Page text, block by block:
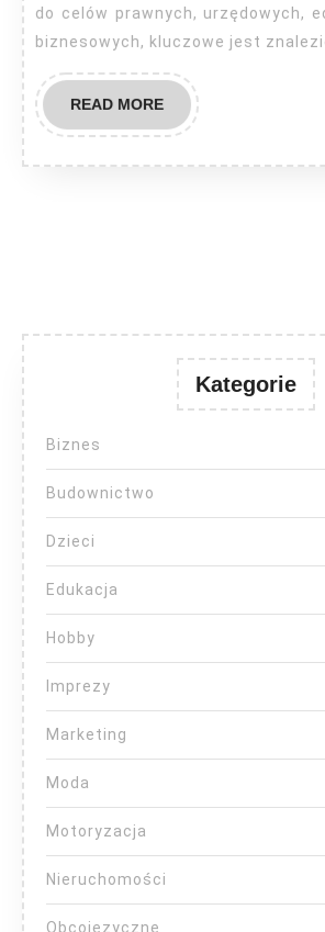
do celów prawnych, urzędowych,
biznesowych, kluczowe jest
READ MOREREAD
MORE
Kategorie
Biznes
Budownictwo
Dzieci
Edukacja
Hobby
Imprezy
Marketing
Moda
Motoryzacja
Nieruchomości
Obcojęzyczne